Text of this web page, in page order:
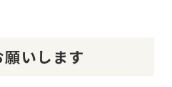
いします